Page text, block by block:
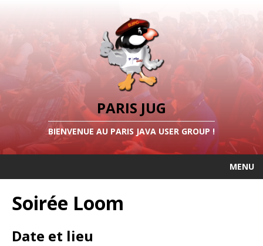
PARIS JUG
BIENVENUE AU PARIS JAVA USER GROUP !
MENU
Soirée Loom
Date et lieu